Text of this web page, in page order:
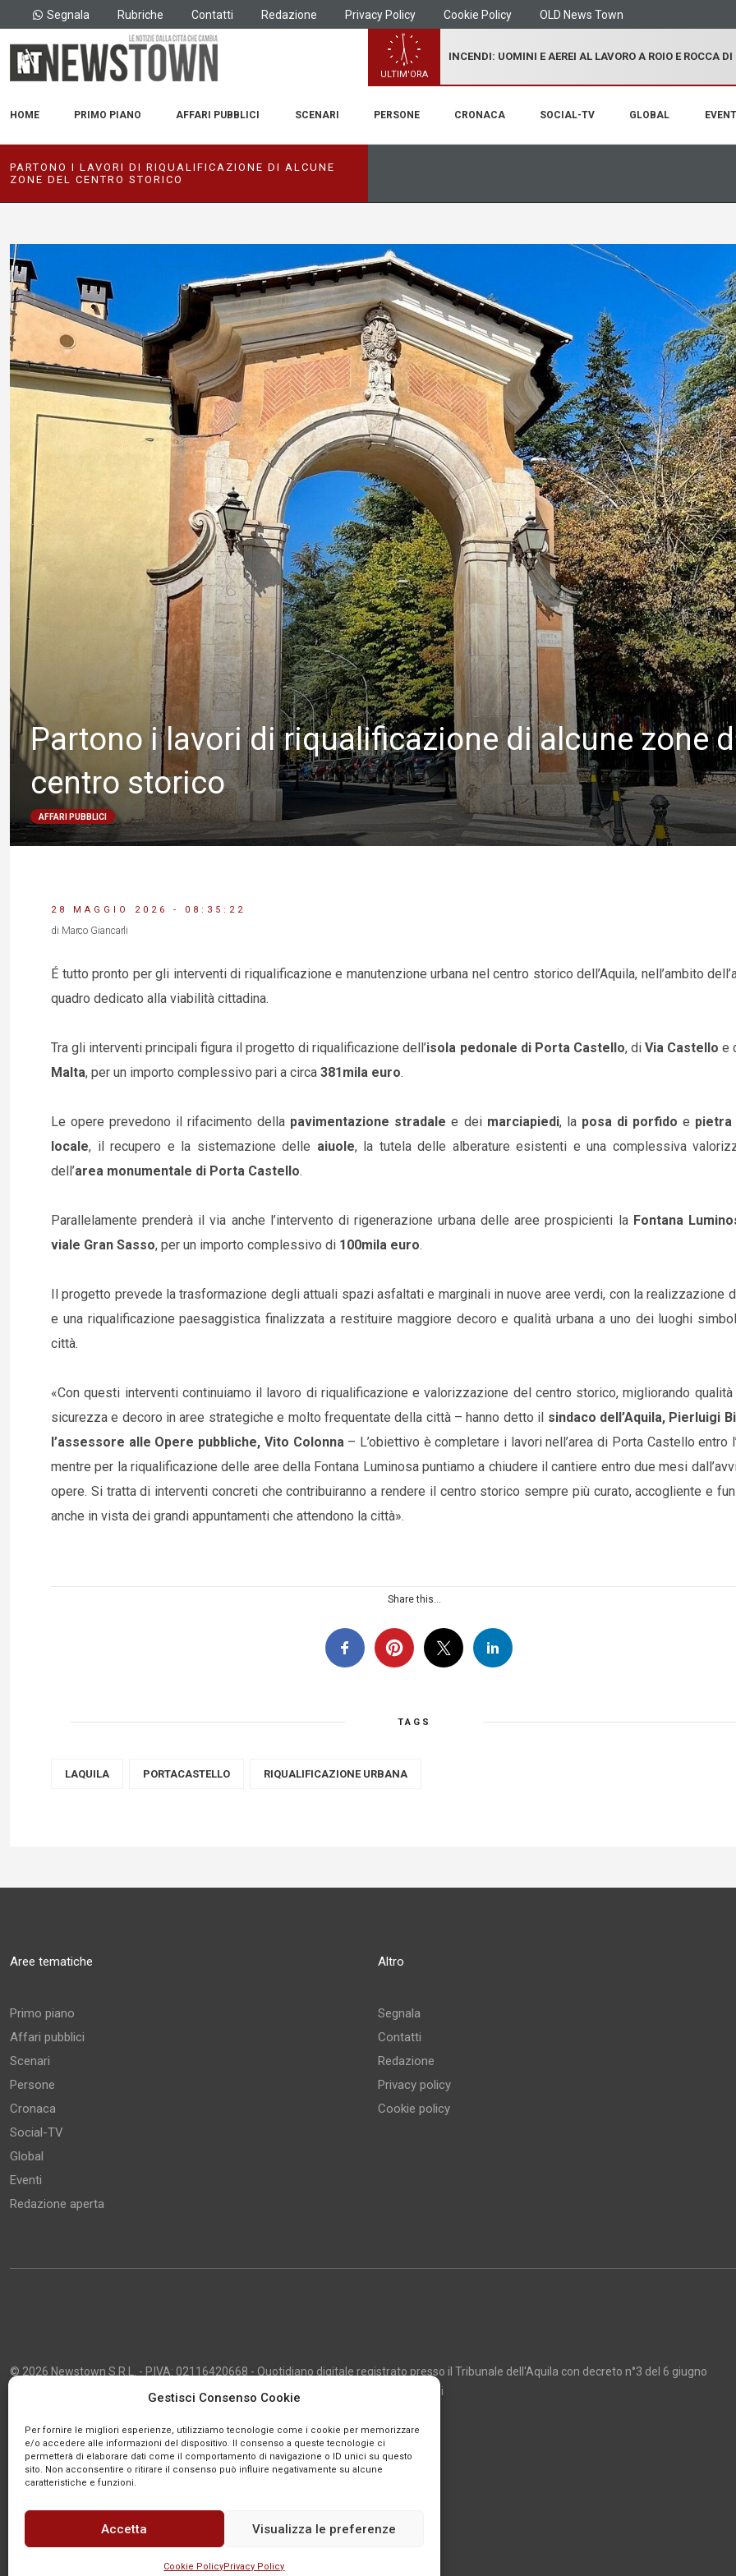
Gestisci Consenso Cookie
Per fornire le migliori esperienze, utilizziamo tecnologie come i cookie per memorizzare
e/o accedere alle informazioni del dispositivo. Il consenso a queste tecnologie ci
permetterà di elaborare dati come il comportamento di navigazione o ID unici su questo
sito. Non acconsentire o ritirare il consenso può influire negativamente su alcune
caratteristiche e funzioni.
Accetta Visualizza le preferenze
Cookie PolicyPrivacy Policy
Segnala Rubriche Contatti Redazione Privacy Policy Cookie Policy OLD News Town
ULTIM'ORA
INCENDI: UOMINI E AEREI AL LAVORO A ROIO E ROCCA
HOME PRIMO PIANO AFFARI PUBBLICI SCENARI PERSONE CRONACA SOCIAL-TV GLOBAL EVENTI
PARTONO I LAVORI DI RIQUALIFICAZIONE DI ALCUNE
ZONE DEL CENTRO STORICO
Partono i lavori di riqualificazione di alcune zone
centro storico
AFFARI PUBBLICI
28 MAGGIO 2026 - 08:35:22
di Marco Giancarli
É tutto pronto per gli interventi di riqualificazione e manutenzione urbana nel centro storico dell’Aquila, nell’ambito
quadro dedicato alla viabilità cittadina.
Tra gli interventi principali figura il progetto di riqualificazione dell’isola pedonale di Porta Castello, di Via Castello e
Malta, per un importo complessivo pari a circa 381mila euro.
Le opere prevedono il rifacimento della pavimentazione stradale e dei marciapiedi, la posa di porfido e pietra
locale, il recupero e la sistemazione delle aiuole, la tutela delle alberature esistenti e una complessiva
dell’area monumentale di Porta Castello.
Parallelamente prenderà il via anche l’intervento di rigenerazione urbana delle aree prospicienti la Fontana
viale Gran Sasso, per un importo complessivo di 100mila euro.
Il progetto prevede la trasformazione degli attuali spazi asfaltati e marginali in nuove aree verdi, con la realizzazione
e una riqualificazione paesaggistica finalizzata a restituire maggiore decoro e qualità urbana a uno dei luoghi
città.
«Con questi interventi continuiamo il lavoro di riqualificazione e valorizzazione del centro storico, migliorando qualità
sicurezza e decoro in aree strategiche e molto frequentate della città – hanno detto il sindaco dell’Aquila, Pierluigi
l’assessore alle Opere pubbliche, Vito Colonna – L’obiettivo è completare i lavori nell’area di Porta Castello entro
mentre per la riqualificazione delle aree della Fontana Luminosa puntiamo a chiudere il cantiere entro due mesi
opere. Si tratta di interventi concreti che contribuiranno a rendere il centro storico sempre più curato, accogliente e
anche in vista dei grandi appuntamenti che attendono la città».
Share this...
TAGS
LAQUILA PORTACASTELLO RIQUALIFICAZIONE URBANA
Aree tematiche
Primo piano
Affari pubblici
Scenari
Persone
Cronaca
Social-TV
Global
Eventi
Redazione aperta
Altro
Segnala
Contatti
Redazione
Privacy policy
Cookie policy
© 2026 Newstown S.R.L. - P.IVA: 02116420668 - Quotidiano digitale registrato presso il Tribunale dell'Aquila con decreto n°3 del 6 giugno
2013 - Direttore Responsabile: Giustino Masciocco - Capo Redattore: Marco Giancarli